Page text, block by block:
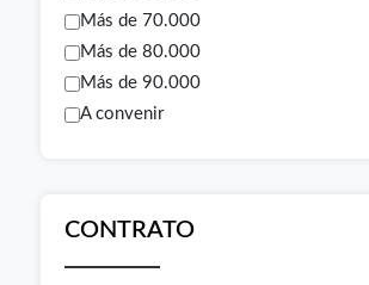
Más de 70.000
Más de 80.000
Más de 90.000
A convenir
CONTRATO